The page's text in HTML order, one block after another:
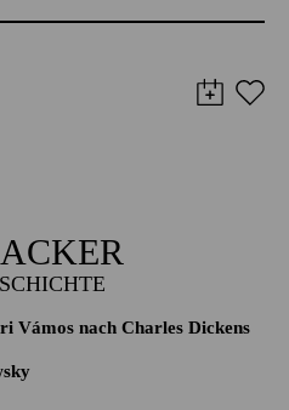
Vámos nach Charles Dickens